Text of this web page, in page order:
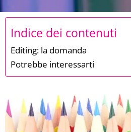
Indice dei contenuti
Editing: la domanda
Potrebbe interessarti